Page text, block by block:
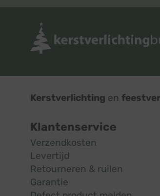
Kerstverlichting en
Klantenservice
Verzendkosten
Levertijd
Retourneren & ruilen
Garantie